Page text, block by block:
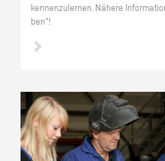
ken­nen­zu­ler­nen. Nä­he­re
ben"!